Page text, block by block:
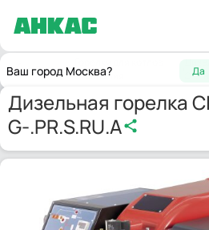
Ваш город Москва? Да
Главнаяотопления
G-
Дизельная горелка
G-.PR.S.RU.A